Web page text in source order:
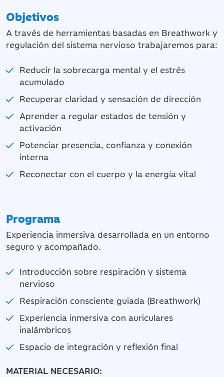
Objetivos
A través de herramientas basadas en Breathwork y
regulación del sistema nervioso trabajaremos para:
Reducir la sobrecarga mental y el estrés
acumulado
Recuperar claridad y sensación de dirección
Aprender a regular estados de tensión y
activación
Potenciar presencia, confianza y conexión
interna
Reconectar con el cuerpo y la energía vital
Programa
Experiencia inmersiva desarrollada en un entorno
seguro y acompañado.
Introducción sobre respiración y sistema
nervioso
Respiración consciente guiada (Breathwork)
Experiencia inmersiva con auriculares
inalámbricos
Espacio de integración y reflexión final
MATERIAL NECESARIO: